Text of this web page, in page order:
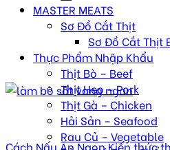
MASTER MEATS
Sơ Đồ Cắt Thịt
Sơ Đồ Cắt Thịt
Thực Phẩm Nhập Khẩu
Thịt Bò – Beef
Thịt Heo – Pork
Thịt Gà – Chicken
Hải Sản – Seafood
Rau Củ – Vegetable
Cách Nấu Ăn Ngon Kiến thức